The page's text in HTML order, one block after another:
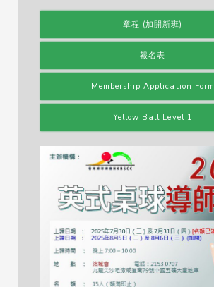
章程 (加開新班)
報名表
Membership Application Form
Yellow Ball Level 1